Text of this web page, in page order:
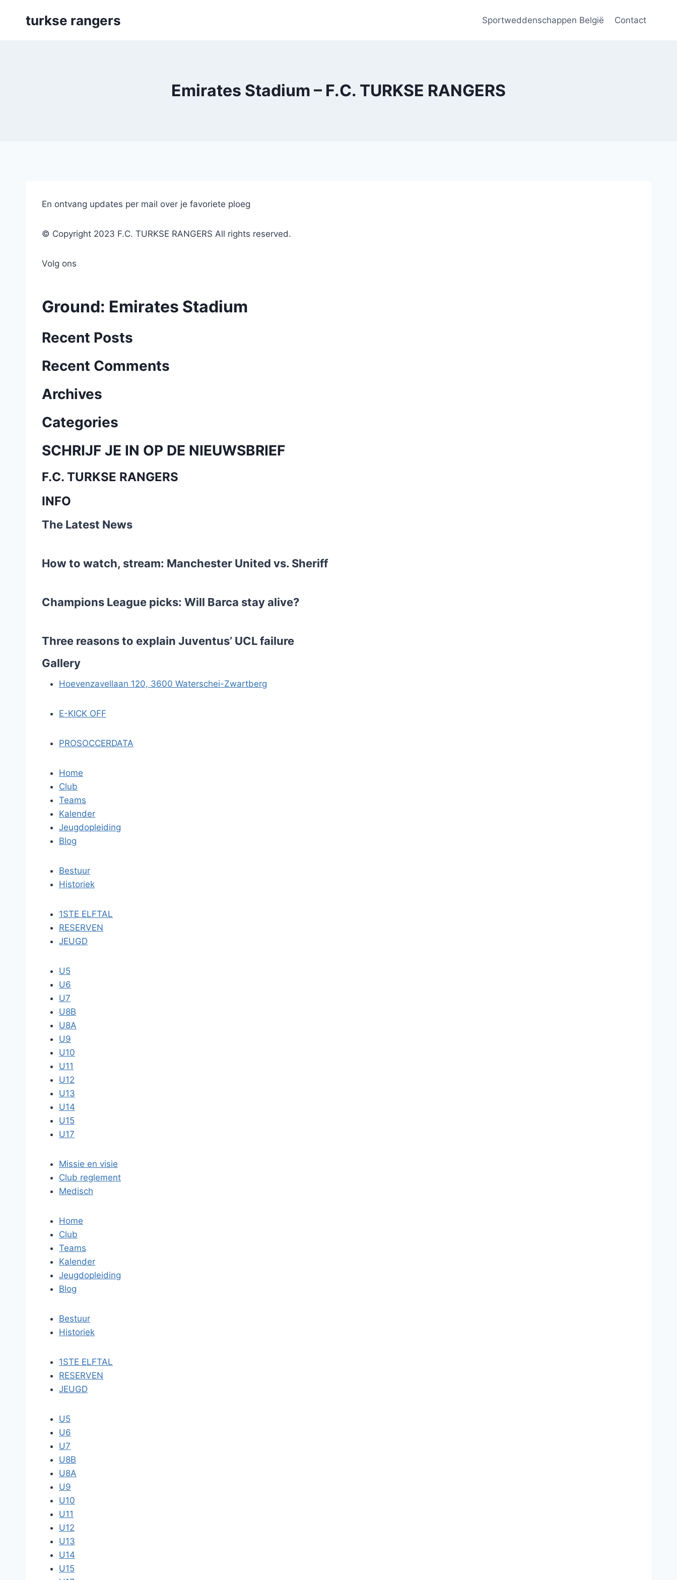
turkse rangers Sportweddenschappen België Contact
Emirates Stadium – F.C. TURKSE RANGERS
En ontvang updates per mail over je favoriete ploeg
© Copyright 2023 F.C. TURKSE RANGERS All rights reserved.
Volg ons
Ground: Emirates Stadium
Recent Posts
Recent Comments
Archives
Categories
SCHRIJF JE IN OP DE NIEUWSBRIEF
F.C. TURKSE RANGERS
INFO
The Latest News
How to watch, stream: Manchester United vs. Sheriff
Champions League picks: Will Barca stay alive?
Three reasons to explain Juventus’ UCL failure
Gallery
Hoevenzavellaan 120, 3600 Waterschei-Zwartberg
E-KICK OFF
PROSOCCERDATA
Home
Club
Teams
Kalender
Jeugdopleiding
Blog
Bestuur
Historiek
1STE ELFTAL
RESERVEN
JEUGD
U5
U6
U7
U8B
U8A
U9
U10
U11
U12
U13
U14
U15
U17
Missie en visie
Club reglement
Medisch
Home
Club
Teams
Kalender
Jeugdopleiding
Blog
Bestuur
Historiek
1STE ELFTAL
RESERVEN
JEUGD
U5
U6
U7
U8B
U8A
U9
U10
U11
U12
U13
U14
U15